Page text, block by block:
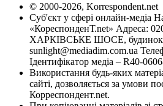
© 2000-2026, Korrespondent.net
Суб'єкт у сфері онлайн-медіа
«КореспонденТ.net» Адреса:
ХАРКІВСЬКЕ ШОСЕ, будинок
sunlight@mediadim.com.ua
Ідентифікатор медіа – R40-
Використання будь-яких
сайті, дозволяється за умови
Корреспондент.net.